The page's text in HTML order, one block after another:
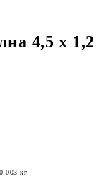
4,5 х 1,2
0.003 кг